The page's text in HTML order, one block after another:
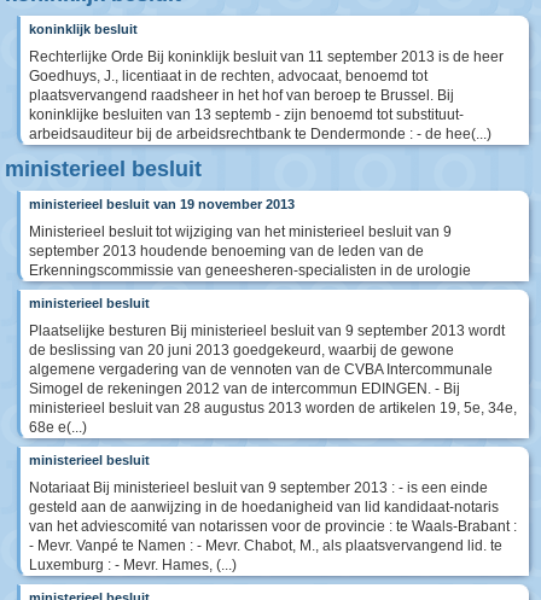
koninklijk besluit
Rechterlijke Orde Bij koninklijk besluit van 11 september 2013 is de heer
Goedhuys, J., licentiaat in de rechten, advocaat, benoemd tot
plaatsvervangend raadsheer in het hof van beroep te Brussel. Bij
koninklijke besluiten van 13 septemb - zijn benoemd tot substituut-
arbeidsauditeur bij de arbeidsrechtbank te Dendermonde : - de hee(...)
ministerieel besluit
ministerieel besluit van 19 november 2013
Ministerieel besluit tot wijziging van het ministerieel besluit van 9
september 2013 houdende benoeming van de leden van de
Erkenningscommissie van geneesheren-specialisten in de urologie
ministerieel besluit
Plaatselijke besturen Bij ministerieel besluit van 9 september 2013 wordt
de beslissing van 20 juni 2013 goedgekeurd, waarbij de gewone
algemene vergadering van de vennoten van de CVBA Intercommunale
Simogel de rekeningen 2012 van de intercommun EDINGEN. - Bij
ministerieel besluit van 28 augustus 2013 worden de artikelen 19, 5e, 34e,
68e e(...)
ministerieel besluit
Notariaat Bij ministerieel besluit van 9 september 2013 : - is een einde
gesteld aan de aanwijzing in de hoedanigheid van lid kandidaat-notaris
van het adviescomité van notarissen voor de provincie : te Waals-Brabant :
- Mevr. Vanpé te Namen : - Mevr. Chabot, M., als plaatsvervangend lid. te
Luxemburg : - Mevr. Hames, (...)